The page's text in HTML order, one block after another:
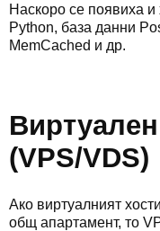
Наскоро се появиха
Python, база данни
MemCached и др.
(VPS/VDS)
Ако виртуалният
общ апартамент, то